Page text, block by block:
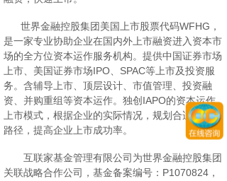
世界金融控股集团美国上市股票代码WFHG，
是一家专业协助企业在国内外上市融资进入资本市
场的全方位资本运作服务机构。提供中国证券市场
上市、美国证券市场IPO、SPAC等上市及投资服
务。含辅导上市、顶层设计、市值管理、投资融
资、并购重组等资本运作。独创IAPO的资本运作
上市模式，根据企业的实际情况，规划合适的上市
路径，提高企业上市成功率。
互联家基金管理有限公司为世界金融控股集团
关联战略合作公司，基金备案编号：P1070824，